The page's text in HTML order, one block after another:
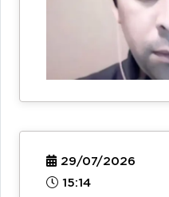
29/07/2026
15:14